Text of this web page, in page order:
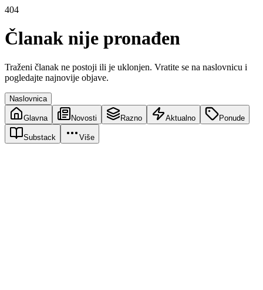
404
Članak nije pronađen
Traženi članak ne postoji ili je uklonjen. Vratite se na naslovnicu i
pogledajte najnovije objave.
Naslovnica
Glavna Novosti Razno Aktualno Ponude
Substack Više